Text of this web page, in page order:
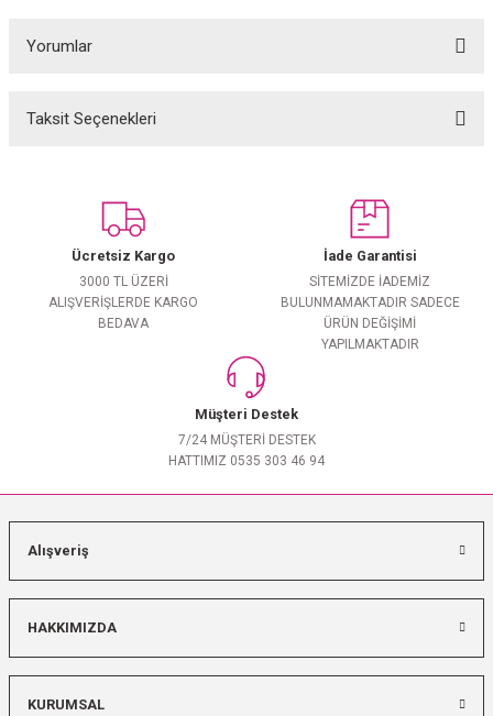
Yorumlar
Taksit Seçenekleri
Ücretsiz Kargo
3000 TL ÜZERİ
ALIŞVERİŞLERDE KARGO
BEDAVA
İade Garantisi
SİTEMİZDE İADEMİZ
BULUNMAMAKTADIR SADECE
ÜRÜN DEĞİŞİMİ
YAPILMAKTADIR
Müşteri Destek
7/24 MÜŞTERİ DESTEK
HATTIMIZ 0535 303 46 94
Alışveriş
HAKKIMIZDA
KURUMSAL